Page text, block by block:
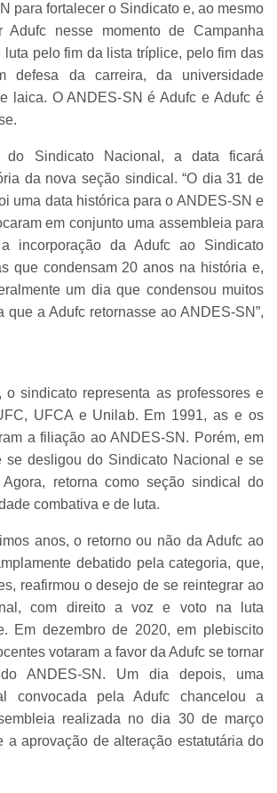
para fortalecer o Sindicato e, ao mesmo
Adufc nesse momento de Campanha
luta pelo fim da lista tríplice, pelo fim das
defesa da carreira, da universidade
laica. O ANDES-SN é Adufc e Adufc é
do Sindicato Nacional, a data ficará
da nova seção sindical. “O dia 31 de
uma data histórica para o ANDES-SN e
em conjunto uma assembleia para
incorporação da Adufc ao Sindicato
que condensam 20 anos na história e,
um dia que condensou muitos
que a Adufc retornasse ao ANDES-SN”,
o sindicato representa as professores e
UFCA e Unilab. Em 1991, as e os
a filiação ao ANDES-SN. Porém, em
se desligou do Sindicato Nacional e se
retorna como seção sindical do
combativa e de luta.
anos, o retorno ou não da Adufc ao
debatido pela categoria, que,
reafirmou o desejo de se reintegrar ao
com direito a voz e voto na luta
Em dezembro de 2020, em plebiscito
votaram a favor da Adufc se tornar
ANDES-SN. Um dia depois, uma
convocada pela Adufc chancelou a
realizada no dia 30 de março
a aprovação de alteração estatutária do